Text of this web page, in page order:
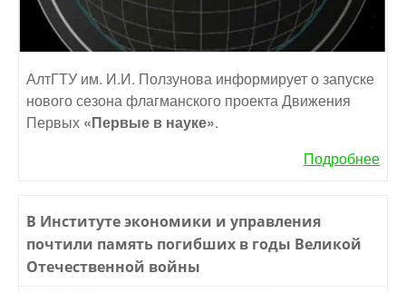
АлтГТУ им. И.И. Ползунова информирует о запуске
нового сезона флагманского проекта Движения
Первых «Первые в науке».
Подробнее
В Институте экономики и управления
почтили память погибших в годы Великой
Отечественной войны